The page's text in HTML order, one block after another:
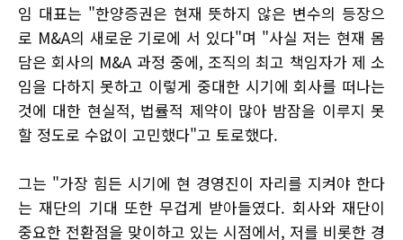
임 대표는 "한양증권은 현재 뜻하지 않은 변수의 등장으
로 M&A의 새로운 기로에 서 있다"며 "사실 저는 현재 몸
담은 회사의 M&A 과정 중에, 조직의 최고 책임자가 제 소
임을 다하지 못하고 이렇게 중대한 시기에 회사를 떠나는
것에 대한 현실적, 법률적 제약이 많아 밤잠을 이루지 못
할 정도로 수없이 고민했다"고 토로했다.
그는 "가장 힘든 시기에 현 경영진이 자리를 지켜야 한다
는 재단의 기대 또한 무겁게 받아들였다. 회사와 재단이
중요한 전환점을 맞이하고 있는 시점에서, 저를 비롯한 경